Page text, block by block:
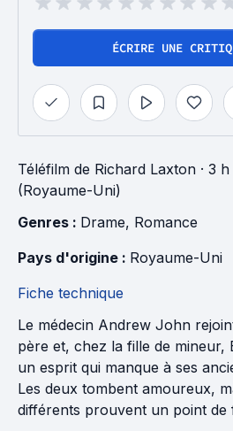
ÉCRIRE UNE
Téléfilm de Richard Laxton · 3 h
(Royaume-Uni)
Genres : Drame, Romance
Pays d'origine : Royaume-Uni
Fiche technique
Le médecin Andrew John
père et, chez la fille de mineur,
un esprit qui manque à ses
Les deux tombent amoureux,
différents prouvent un point de